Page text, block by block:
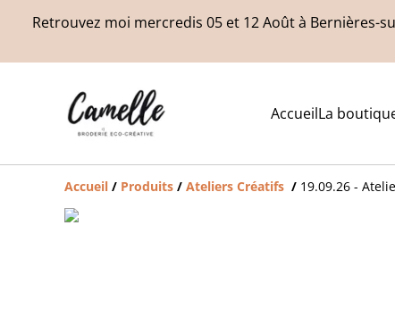
Retrouvez moi mercredis 05 et 12 Août à Bernières-
AccueilLa
Accueil / Produits / Ateliers Créatifs / 19.09.26 -